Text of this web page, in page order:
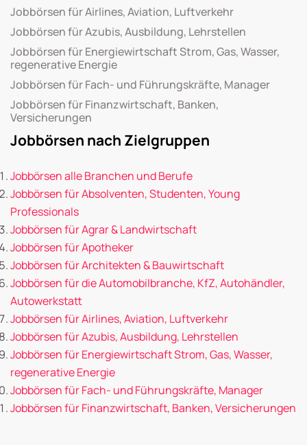
Jobbörsen für Airlines, Aviation, Luftverkehr
Jobbörsen für Azubis, Ausbildung, Lehrstellen
Jobbörsen für Energiewirtschaft Strom, Gas, Wasser,
regenerative Energie
Jobbörsen für Fach- und Führungskräfte, Manager
Jobbörsen für Finanzwirtschaft, Banken,
Versicherungen
Jobbörsen nach Zielgruppen
Jobbörsen alle Branchen und Berufe
Jobbörsen für Absolventen, Studenten, Young
Professionals
Jobbörsen für Agrar & Landwirtschaft
Jobbörsen für Apotheker
Jobbörsen für Architekten & Bauwirtschaft
Jobbörsen für die Automobilbranche, KfZ, Autohändler,
Autowerkstatt
Jobbörsen für Airlines, Aviation, Luftverkehr
Jobbörsen für Azubis, Ausbildung, Lehrstellen
Jobbörsen für Energiewirtschaft Strom, Gas, Wasser,
regenerative Energie
Jobbörsen für Fach- und Führungskräfte, Manager
Jobbörsen für Finanzwirtschaft, Banken, Versicherungen